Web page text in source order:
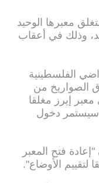
معبرها الوحيد
وذلك في أعقاب
الفلسطينية
الصواريخ من
إيرز مغلقا
"سيستمر دخول
فتح المعبر
لتقييم الأوضاع".